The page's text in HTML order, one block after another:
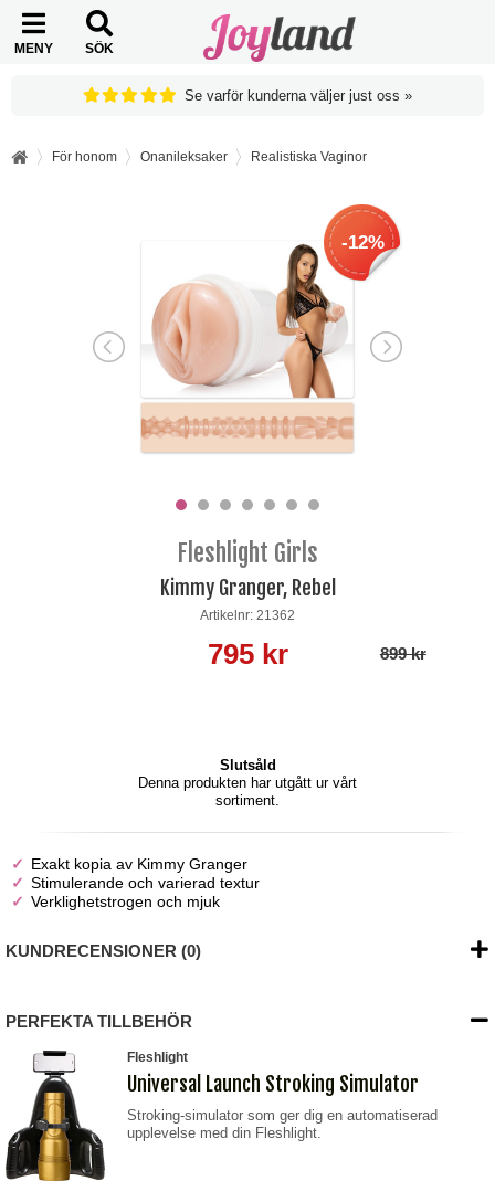
MENY SÖK
Se varför kunderna väljer just oss »
För honom Onanileksaker Realistiska Vaginor
-12%
Fleshlight Girls
Kimmy Granger, Rebel
Artikelnr: 21362
795 kr 899 kr
Slutsåld
Denna produkten har utgått ur vårt
sortiment.
Exakt kopia av Kimmy Granger
Stimulerande och varierad textur
Verklighetstrogen och mjuk
KUNDRECENSIONER (0)
PERFEKTA TILLBEHÖR
Fleshlight
Universal Launch Stroking Simulator
Stroking-simulator som ger dig en automatiserad
upplevelse med din Fleshlight.